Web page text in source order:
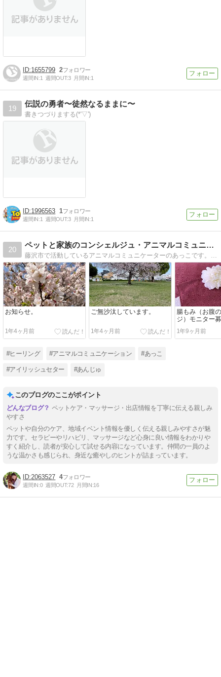
1655799 2
週間IN:1 週間OUT:3 月間IN:1
19
伝説の勇者〜徒然なるままに〜
書きつづりまする(*'▽')
1996563 1
週間IN:1 週間OUT:3 月間IN:1
20
ペットと家族のコンシェルジュ・アニマルコミュニケーターあっこ
藤沢市で活動しているアニマルコミュニケーターのあっこです。ペットちゃんと家族のみなさんがもっと幸せになれますように・・・ヒーリングサロンannie+はスピリチュアルとリアルどちらも大切にお伝えさせていただきます。
お知らせ。
1年4ヶ月前
ご無沙汰しています。
1年4ヶ月前
腸もみ（お腹
ジ）モニター
す。
1年9ヶ月前
#ヒーリング #アニマルコミュニケーション #あっこ
#アイリッシュセター #あんじゅ
このブログのここがポイント
ペットケア・マッサージ・出店情報を丁寧に伝える親しみ
やすさ
ペットや自分のケア、地域イベント情報を優しく伝える親しみやすさが魅
力です。セラピーやリハビリ、マッサージなど心身に良い情報をわかりや
すく紹介し、読者が安心して試せる内容になっています。仲間の一員のよ
うな温かさも感じられ、身近な癒やしのヒントが詰まっています。
2063527 4
週間IN:0 週間OUT:72 月間IN:16